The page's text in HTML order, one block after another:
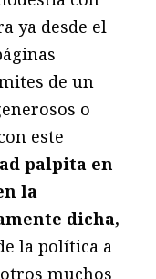
ya desde el
de un
o
este
palpita en
la
dicha,
la política a
muchos